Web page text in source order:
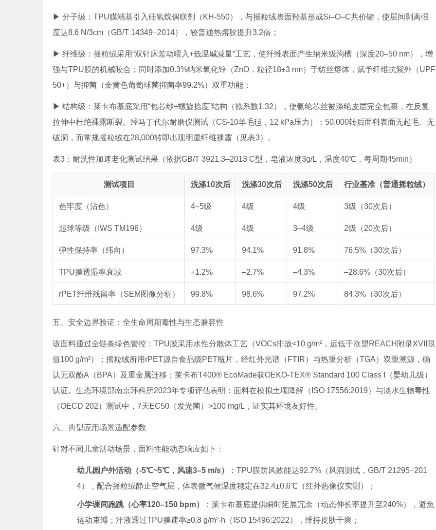
▶ 分子级：TPU膜端基引入硅氧烷偶联剂（KH-550），与摇粒绒表面羟基形成Si–O–C共价键，使层间剥离强
度达8.6 N/3cm（GB/T 14349–2014），较普通热熔胶提升3.2倍；
▶ 纤维级：摇粒绒采用“双针床差动喂入+低温碱减量”工艺，使纤维表面产生纳米级沟槽（深度20–50 nm），增
强与TPU膜的机械咬合；同时添加0.3%纳米氧化锌（ZnO，粒径18±3 nm）于纺丝熔体，赋予纤维抗紫外（UPF
50+）与抑菌（金黄色葡萄球菌抑菌率99.2%）双重功能；
▶ 结构级：莱卡布基底采用“包芯纱+螺旋捻度”结构（捻系数1.32），使氨纶芯丝被涤纶皮层完全包裹，在反复
拉伸中杜绝裸露断裂。经马丁代尔耐磨仪测试（CS-10羊毛毡，12 kPa压力）：50,000转后面料表面无起毛、无
破洞，而常规摇粒绒在28,000转即出现明显纤维裸露（见表3）。
表3：耐洗性加速老化测试结果（依据GB/T 3921.3–2013 C型，皂液浓度3g/L，温度40℃，每周期45min）
测试项目 洗涤10次后 洗涤30次后 洗涤50次后 行业基准（普通摇粒绒）
色牢度（沾色） 4–5级 4级 4级 3级（30次后）
起球等级（IWS TM196） 4级 4级 3–4级 2级（20次后）
弹性保持率（纬向） 97.3% 94.1% 91.8% 76.5%（30次后）
TPU膜透湿率衰减 +1.2% –2.7% –4.3% –28.6%（30次后）
rPET纤维残留率（SEM图像分析） 99.8% 98.6% 97.2% 84.3%（30次后）
五、安全边界验证：全生命周期毒性与生态兼容性
该面料通过全链条绿色管控：TPU膜采用水性分散体工艺（VOCs排放<10 g/m²，远低于欧盟REACH附录XVII限
值100 g/m²）；摇粒绒所用rPET源自食品级PET瓶片，经红外光谱（FTIR）与热重分析（TGA）双重溯源，确
认无双酚A（BPA）及重金属迁移；莱卡布T400® EcoMade获OEKO-TEX® Standard 100 Class I（婴幼儿级）
认证。生态环境部南京环科所2023年专项评估表明：面料在模拟土壤降解（ISO 17556:2019）与淡水生物毒性
（OECD 202）测试中，7天EC50（发光菌）>100 mg/L，证实其环境友好性。
六、典型应用场景适配参数
针对不同儿童活动场景，面料性能动态响应如下：
幼儿园户外活动（-5℃~5℃，风速3–5 m/s）
：TPU膜防风效能达92.7%（风洞测试，GB/T 21295–201
4），配合摇粒绒静止空气层，体表微气候温度稳定在32.4±0.6℃（红外热像仪实测）；
小学课间跑跳（心率120–150 bpm）
：莱卡布基底提供瞬时延展冗余（动态伸长率提升至240%），避免
运动束缚；汗液透过TPU膜速率≥0.8 g/m²·h（ISO 15496:2022），维持皮肤干爽；